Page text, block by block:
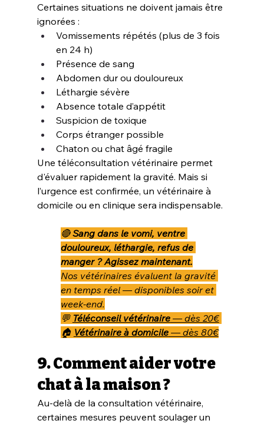
Certaines situations ne doivent jamais être
ignorées :
Vomissements répétés (plus de 3 fois
en 24 h)
Présence de sang
Abdomen dur ou douloureux
Léthargie sévère
Absence totale d’appétit
Suspicion de toxique
Corps étranger possible
Chaton ou chat âgé fragile
Une téléconsultation vétérinaire permet
d'évaluer rapidement la gravité. Mais si
l’urgence est confirmée, un vétérinaire à
domicile ou en clinique sera indispensable.
🔴 Sang dans le vomi, ventre
douloureux, léthargie, refus de
manger ? Agissez maintenant.
Nos vétérinaires évaluent la gravité
en temps réel — disponibles soir et
week-end.
💬 Téléconseil vétérinaire — dès 20€
🏠 Vétérinaire à domicile — dès 80€
9. Comment aider votre
chat à la maison ?
Au-delà de la consultation vétérinaire,
certaines mesures peuvent soulager un